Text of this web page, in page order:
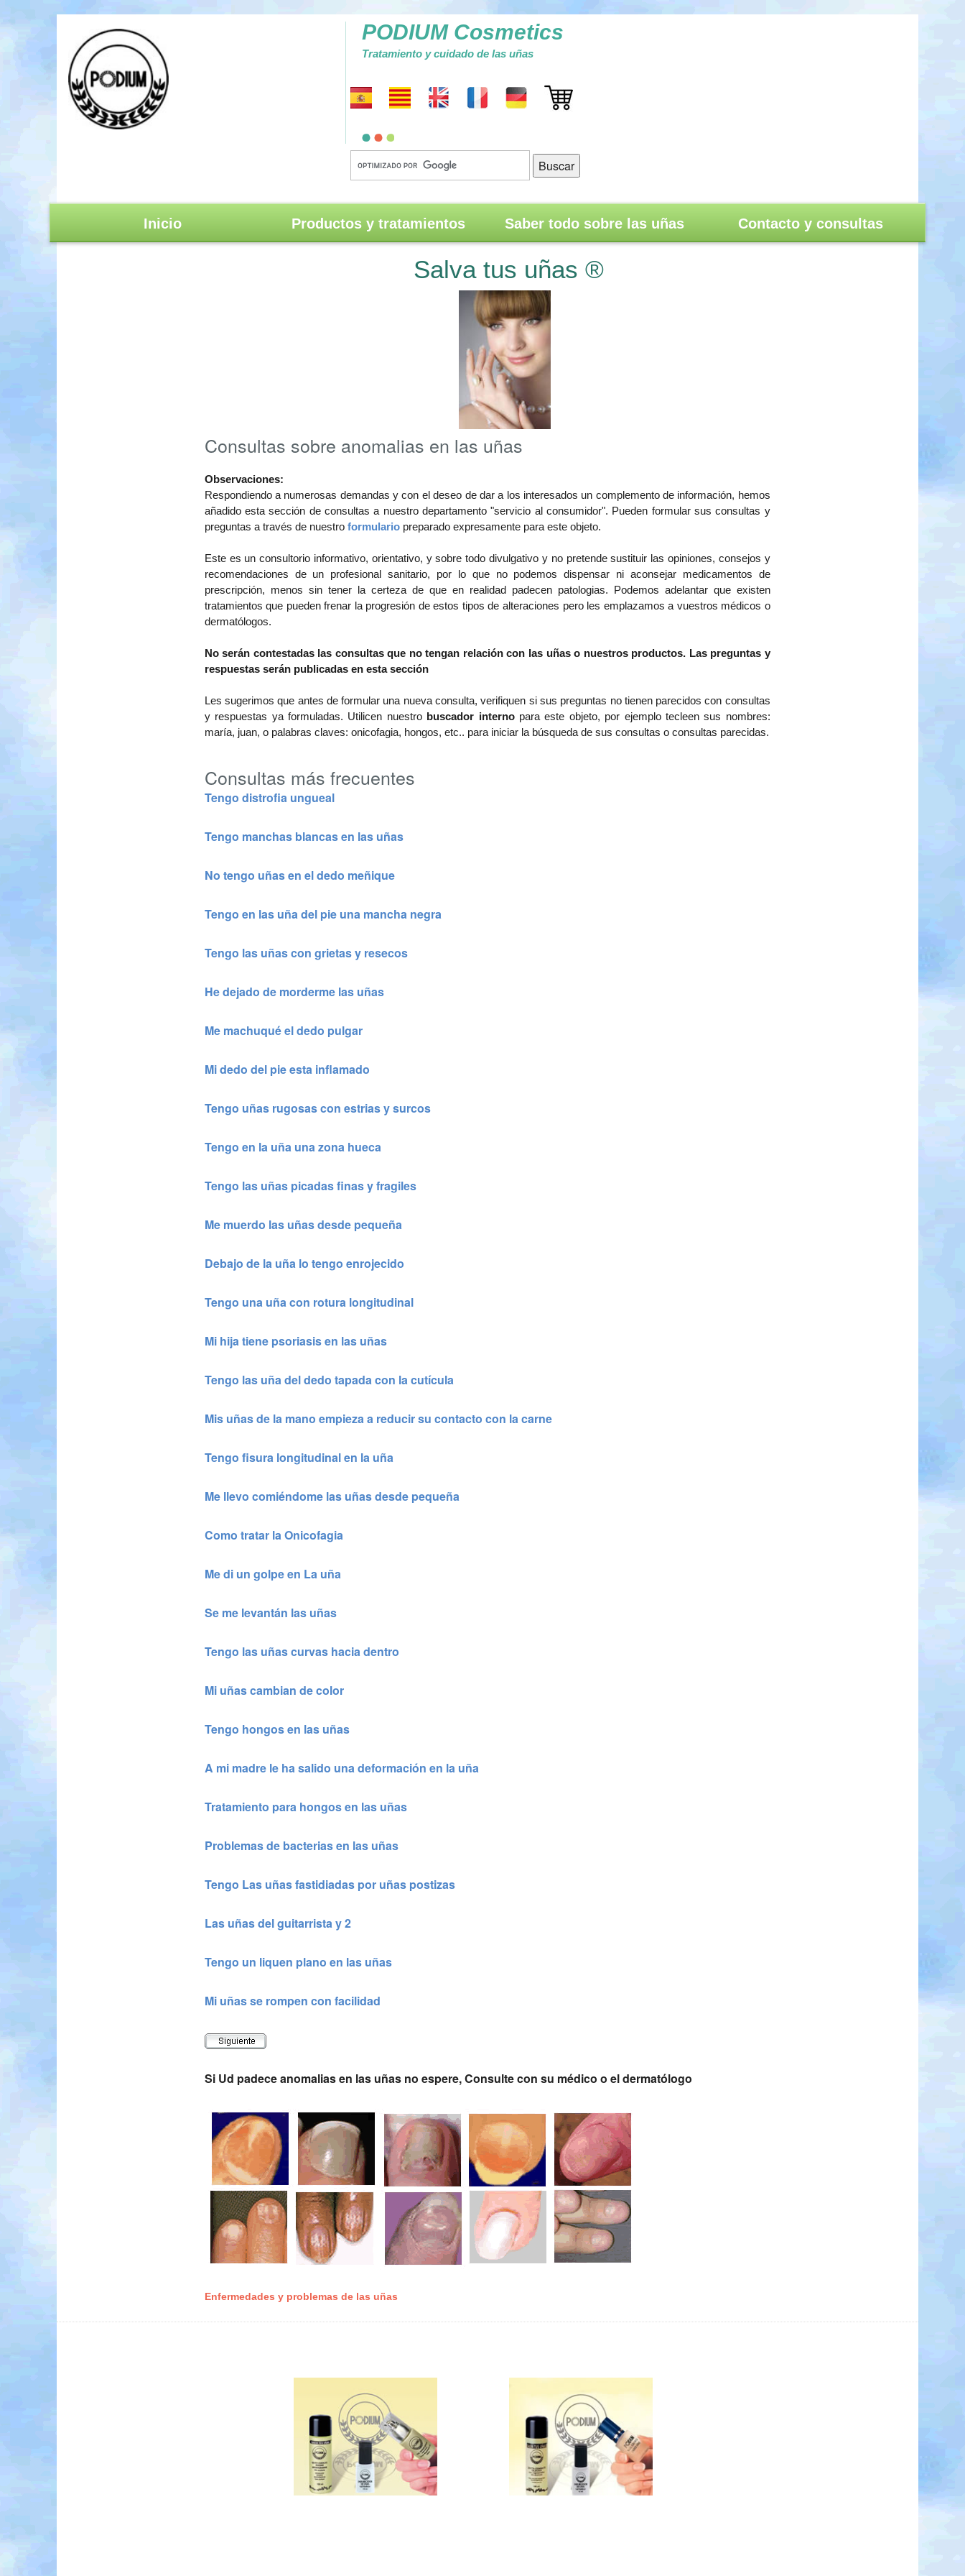
PODIUM Cosmetics
Tratamiento y cuidado de las uñas
Inicio Productos y tratamientos Saber todo sobre las uñas Contacto y consultas
Salva tus uñas ®
Consultas sobre anomalias en las uñas
Observaciones:
Respondiendo a numerosas demandas y con el deseo de dar a los interesados un complemento de información, hemos
añadido esta sección de consultas a nuestro departamento "servicio al consumidor". Pueden formular sus consultas y
preguntas a través de nuestro formulariopreparado expresamente para este objeto.
Este es un consultorio informativo, orientativo, y sobre todo divulgativo y no pretende sustituir las opiniones, consejos y
recomendaciones de un profesional sanitario, por lo que no podemos dispensar ni aconsejar medicamentos de
prescripción, menos sin tener la certeza de que en realidad padecen patologias. Podemos adelantar que existen
tratamientos que pueden frenar la progresión de estos tipos de alteraciones pero les emplazamos a vuestros médicos o
dermatólogos.
No serán contestadas las consultas que no tengan relación con las uñas o nuestros productos. Las preguntas y
respuestas serán publicadas en esta sección
Les sugerimos que antes de formular una nueva consulta, verifiquen si sus preguntas no tienen parecidos con consultas
y respuestas ya formuladas. Utilicen nuestrobuscador internopara este objeto, por ejemplo tecleen sus nombres:
maría, juan, o palabras claves: onicofagia, hongos, etc.. para iniciar la búsqueda de sus consultas o consultas parecidas.
Consultas más frecuentes
Tengo distrofia ungueal
Tengo manchas blancas en las uñas
No tengo uñas en el dedo meñique
Tengo en las uña del pie una mancha negra
Tengo las uñas con grietas y resecos
He dejado de morderme las uñas
Me machuqué el dedo pulgar
Mi dedo del pie esta inflamado
Tengo uñas rugosas con estrias y surcos
Tengo en la uña una zona hueca
Tengo las uñas picadas finas y fragiles
Me muerdo las uñas desde pequeña
Debajo de la uña lo tengo enrojecido
Tengo una uña con rotura longitudinal
Mi hija tiene psoriasis en las uñas
Tengo las uña del dedo tapada con la cutícula
Mis uñas de la mano empieza a reducir su contacto con la carne
Tengo fisura longitudinal en la uña
Me llevo comiéndome las uñas desde pequeña
Como tratar la Onicofagia
Me di un golpe en La uña
Se me levantán las uñas
Tengo las uñas curvas hacia dentro
Mi uñas cambian de color
Tengo hongos en las uñas
A mi madre le ha salido una deformación en la uña
Tratamiento para hongos en las uñas
Problemas de bacterias en las uñas
Tengo Las uñas fastidiadas por uñas postizas
Las uñas del guitarrista y 2
Tengo un liquen plano en las uñas
Mi uñas se rompen con facilidad
Si Ud padece anomalias en las uñas no espere, Consulte con su médico o el dermatólogo
Enfermedades y problemas de las uñas